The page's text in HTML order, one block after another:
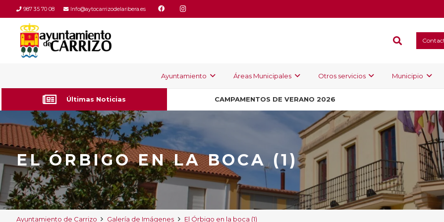
987 35 70 08 Info@aytocarrizodelaribera.es
Ayuntamiento Áreas Municipales Otros servicios Municipio
Últimas Noticias
2026-2027 CAMPAMENTOS DE VERANO 2026
EL ÓRBIGO EN LA BOCA (1)
Ayuntamiento de Carrizo Galería de Imágenes El Órbigo en la boca (1)